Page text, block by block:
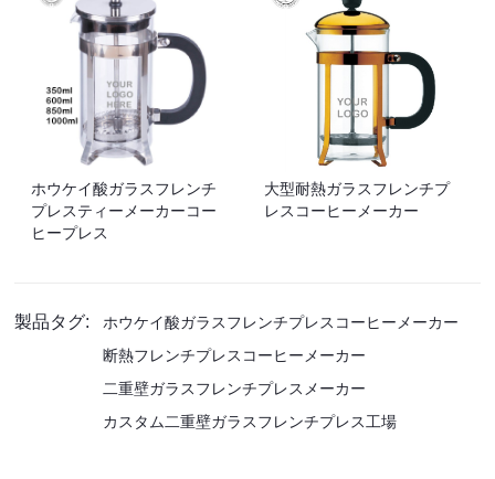
ホウケイ酸ガラスフレンチ
プレスティーメーカーコー
ヒープレス
大型耐熱ガラスフレンチプ
レスコーヒーメーカー
製品タグ:
ホウケイ酸ガラスフレンチプレスコーヒーメーカー
断熱フレンチプレスコーヒーメーカー
二重壁ガラスフレンチプレスメーカー
カスタム二重壁ガラスフレンチプレス工場